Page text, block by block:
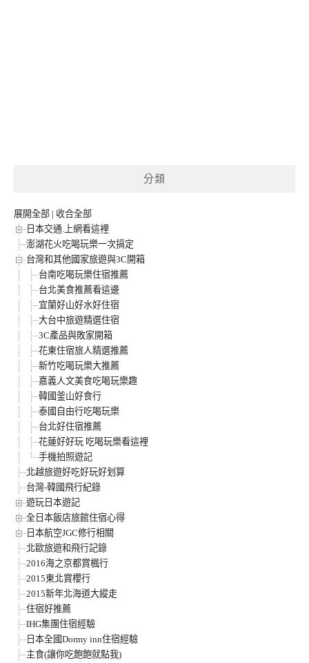
分類
展開全部 | 收合全部
日本交通.上網看這裡
澎湖花火吃喝玩樂一次搞定
台灣和其他國家旅遊與3C開箱
台南吃喝玩樂住宿推薦
台北美食推薦看這邊
宜蘭好山好水好住宿
大台中旅遊精選住宿
3C產品與敗家開箱
花東住宿旅人精選推薦
新竹吃喝玩樂大推薦
嘉義人文美食吃喝玩樂趣
韓國釜山好食行
泰國自由行吃喝玩樂
台北好住宿推薦
花蓮好好玩 吃喝玩樂看這裡
手機拍照遊記
北越旅遊好吃好玩好划算
台灣-韓國飛行紀錄
遊玩日本遊記
全日本飯店旅館住宿心得
日本航空JGC修行相關
北歐旅遊和飛行記錄
2016海之京都賞楓行
2015東北賞櫻行
2015新年北海道大縱走
住宿好推薦
IHG集團住宿經驗
日本全國Dormy inn住宿經驗
主食(讓你吃飽飽就點我)